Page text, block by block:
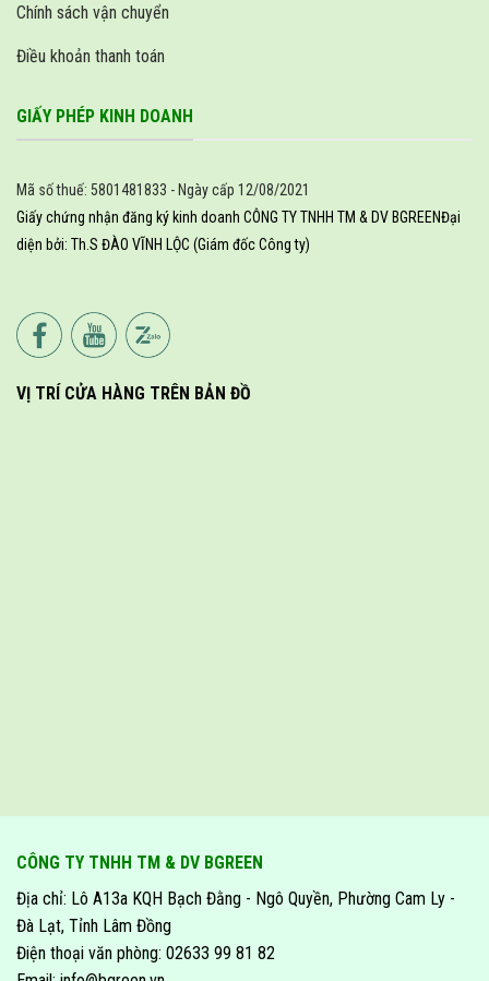
Chính sách vận chuyển
Điều khoản thanh toán
GIẤY PHÉP KINH DOANH
Mã số thuế: 5801481833 - Ngày cấp 12/08/2021
Giấy chứng nhận đăng ký kinh doanh CÔNG TY TNHH TM & DV BGREENĐại
diện bởi: Th.S ĐÀO VĨNH LỘC (Giám đốc Công ty)
VỊ TRÍ CỬA HÀNG TRÊN BẢN ĐỒ
CÔNG TY TNHH TM & DV BGREEN
Địa chỉ: Lô A13a KQH Bạch Đằng - Ngô Quyền, Phường Cam Ly -
Đà Lạt, Tỉnh Lâm Đồng
Điện thoại văn phòng: 02633 99 81 82